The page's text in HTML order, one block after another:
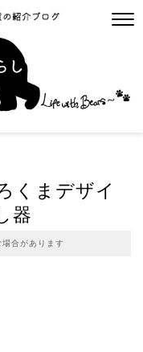
くまデザイ
器
合があります